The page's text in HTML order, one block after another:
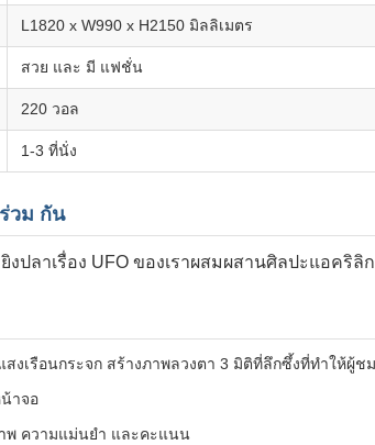
L1820 x W990 x H2150 มิลลิเมตร
สวย และ มี แฟชั่น
220 วอล
1-3 ที่นั่ง
วม กัน
ปลาเรื่อง UFO ของเราผสมผสานศิลปะแอคริ
เรือนกระจก สร้างภาพลวงตา 3 มิติที่ลึกซึ้งที่ทําให้ผู้ช
าจอ
พ ความแม่นยํา และคะแนน